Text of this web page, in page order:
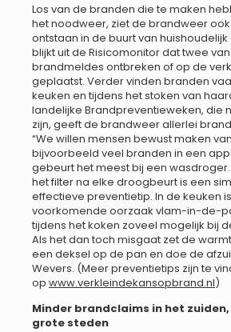
Los van de branden die te maken
het noodweer, ziet de brandweer
ontstaan in de buurt van
blijkt uit de Risicomonitor dat twee
brandmeldes ontbreken of op de
geplaatst. Verder vinden branden
keuken en tijdens het stoken van
landelijke Brandpreventieweken, die
zijn, geeft de brandweer allerlei
“We willen mensen bewust maken
bijvoorbeeld veel branden in een
gebeurt het meest bij een
het filter na elke droogbeurt is een
effectieve preventietip. In de keuken
voorkomende oorzaak vlam-in-de-
tijdens het koken zoveel mogelijk bij
Als het dan toch misgaat zet de
een deksel op de pan en doe de
Wevers. (Meer preventietips zijn te
op www.verkleindekansopbrand.nl)
Minder brandclaims in het
grote steden